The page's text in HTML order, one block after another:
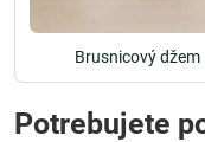
Brusnicový džem
Potrebujete